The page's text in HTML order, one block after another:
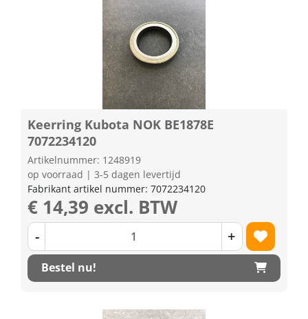
Keerring Kubota NOK BE1878E
7072234120
Artikelnummer: 1248919
op voorraad | 3-5 dagen levertijd
Fabrikant artikel nummer: 7072234120
€ 14,39 excl. BTW
- +
Bestel nu!